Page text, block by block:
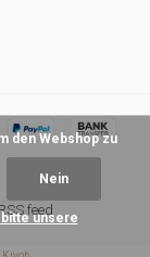
RSS feed
den Webshop zu
Nein
unsere